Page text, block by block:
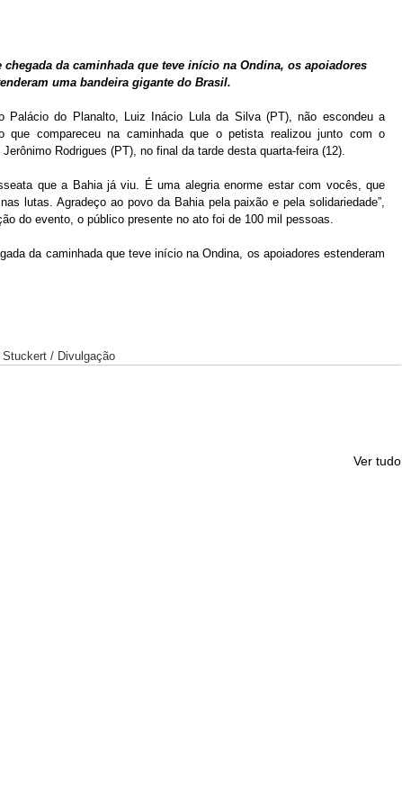
chegada da caminhada que teve início na Ondina, os apoiadores
uma bandeira gigante do Brasil.
Palácio do Planalto, Luiz Inácio Lula da Silva (PT), não escondeu a
que compareceu na caminhada que o petista realizou junto com o
Rodrigues (PT), no final da tarde desta quarta-feira (12).
que a Bahia já viu. É uma alegria enorme estar com vocês, que
lutas. Agradeço ao povo da Bahia pela paixão e pela solidariedade”,
do evento, o público presente no ato foi de 100 mil pessoas.
da caminhada que teve início na Ondina, os apoiadores estenderam
Stuckert / Divulgação
Ver tudo